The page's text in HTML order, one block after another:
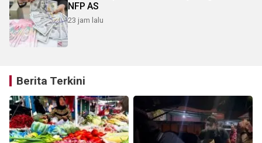
NFP AS
23 jam lalu
Berita Terkini